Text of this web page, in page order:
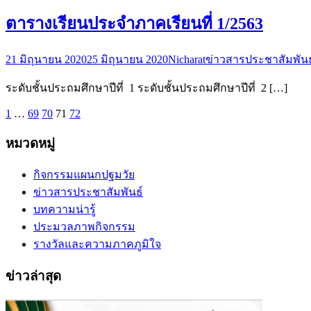
ตารางเรียนประจำภาคเรียนที่ 1/2563
21 มิถุนายน 202025 มิถุนายน 2020Nicharatข่าวสารประชาสัมพัน
ระดับชั้นประถมศึกษาปีที่ 1 ระดับชั้นประถมศึกษาปีที่ 2 […]
1 … 69 70 71 72
หมวดหมู่
กิจกรรมแผนกปฐมวัย
ข่าวสารประชาสัมพันธ์
บทความน่ารู้
ประมวลภาพกิจกรรม
รางวัลและความภาคภูมิใจ
ข่าวล่าสุด